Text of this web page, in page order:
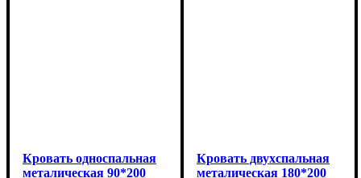
Кровать односпальная
металическая 90*200
Кровать двухспальная
металическая 180*200